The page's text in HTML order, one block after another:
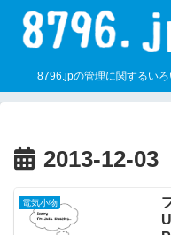
8796.jpの管理に関するいろ
2013-12-03
電気小物